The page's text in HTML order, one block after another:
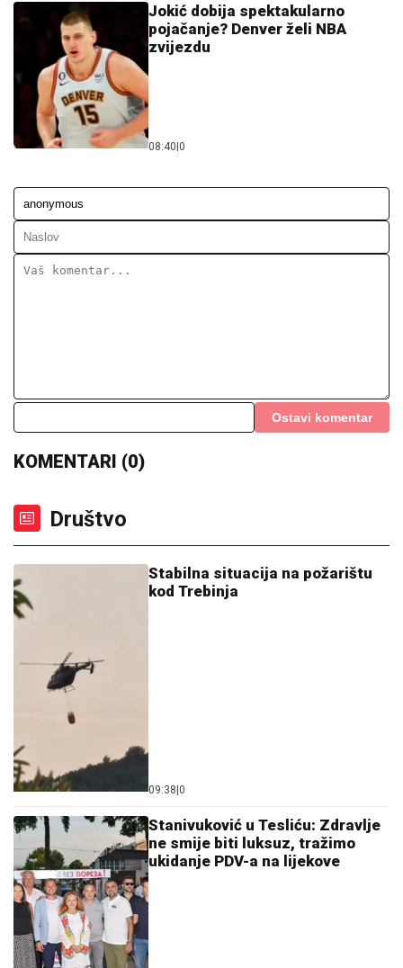
Jokić dobija spektakularno
pojačanje? Denver želi NBA
zvijezdu
08:40|0
Ostavi komentar
KOMENTARI (0)
Društvo
Stabilna situacija na požarištu
kod Trebinja
09:38|0
Stanivuković u Tesliću: Zdravlje
ne smije biti luksuz, tražimo
ukidanje PDV-a na lijekove